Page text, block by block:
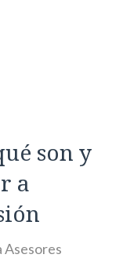
son y
a
Asesores